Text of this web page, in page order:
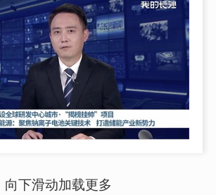
向下滑动加载更多